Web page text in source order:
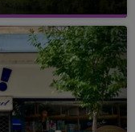
centrale
Une situation
qui est toujours